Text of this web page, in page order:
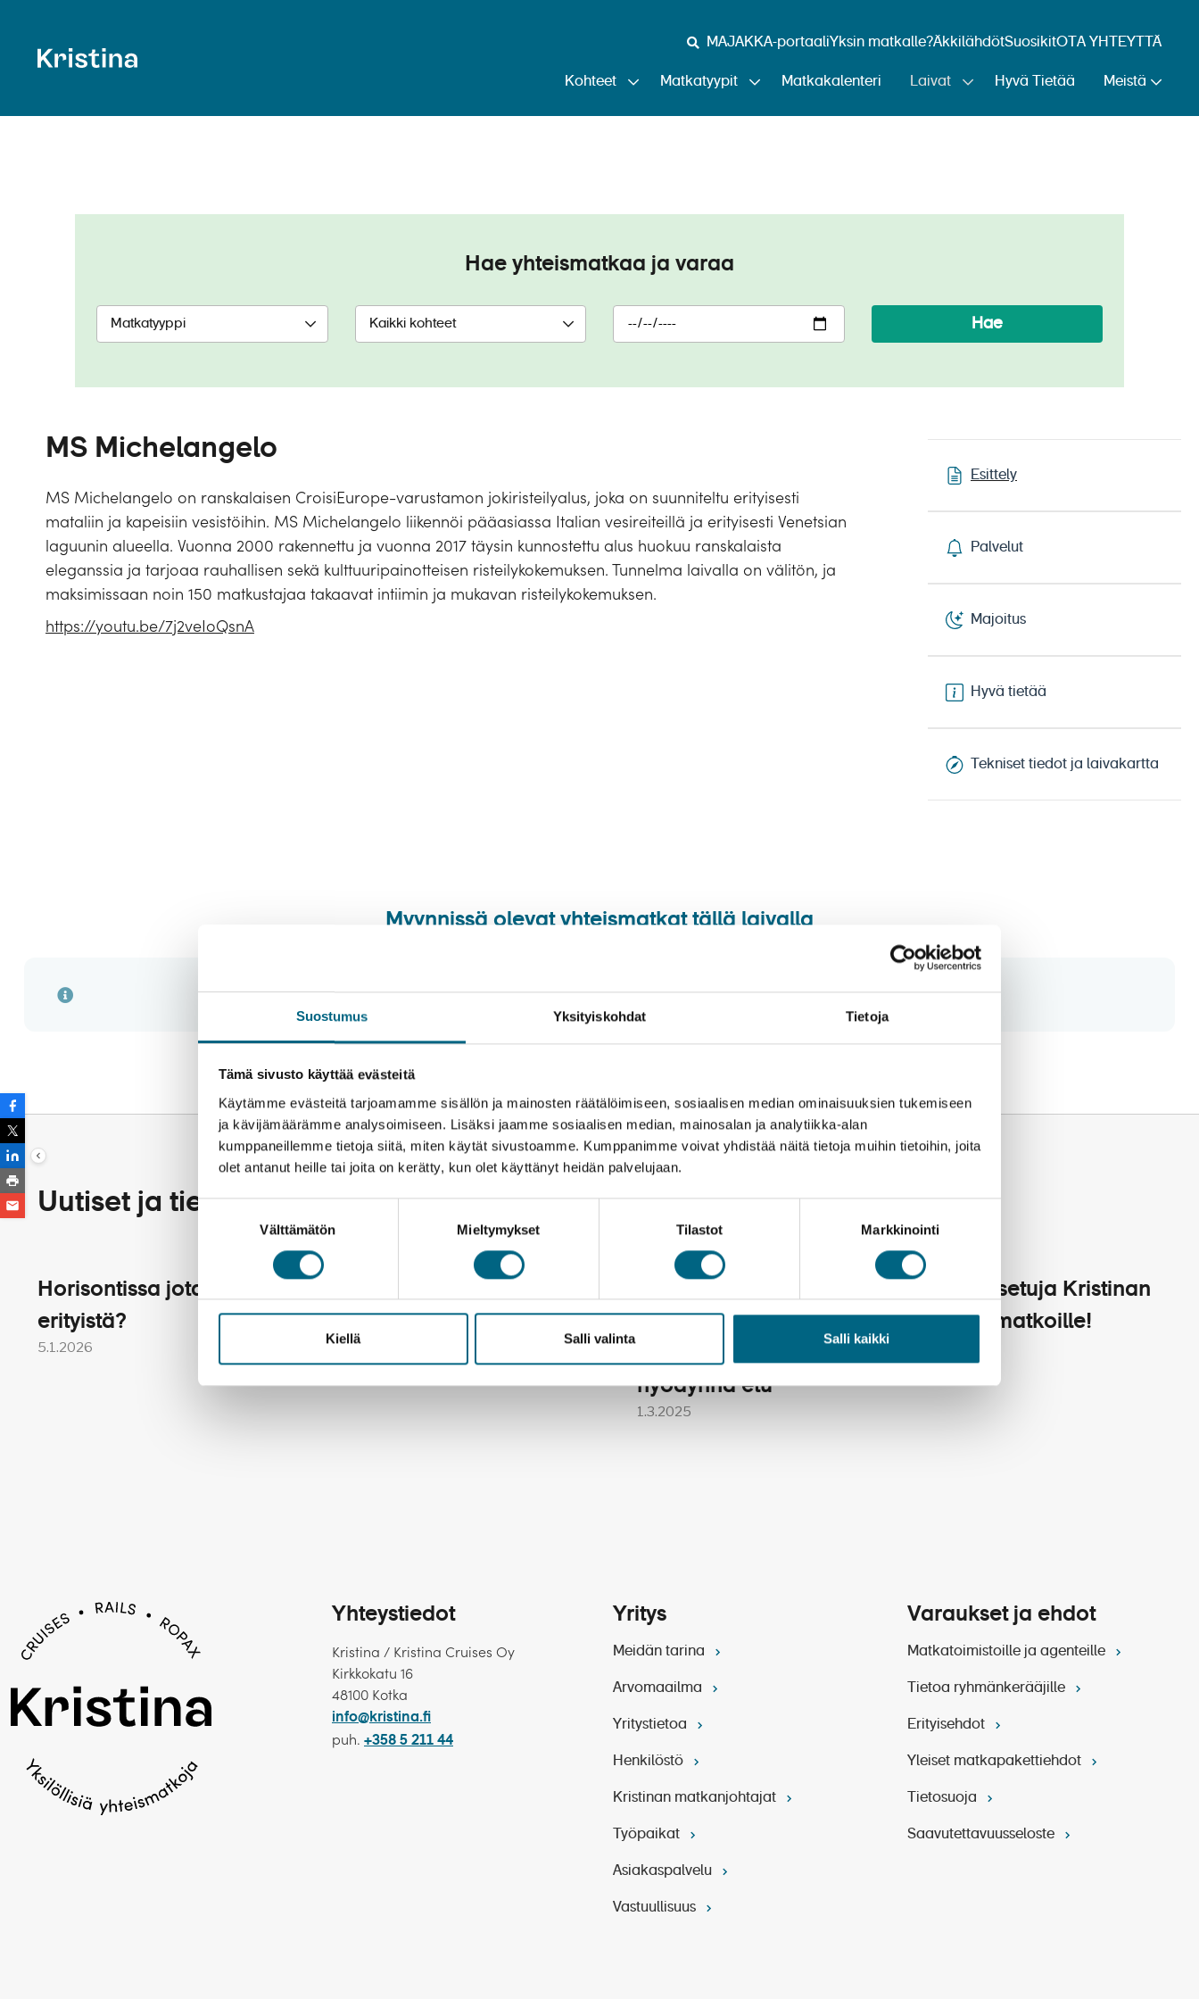
Suostumus Yksityiskohdat Tietoja
Tämä sivusto käyttää evästeitä
Käytämme evästeitä tarjoamamme sisällön ja mainosten räätälöimiseen, sosiaalisen median ominaisuuksien tukemiseen
ja kävijämäärämme analysoimiseen. Lisäksi jaamme sosiaalisen median, mainosalan ja analytiikka-alan
kumppaneillemme tietoja siitä, miten käytät sivustoamme. Kumppanimme voivat yhdistää näitä tietoja muihin tietoihin, joita
olet antanut heille tai joita on kerätty, kun olet käyttänyt heidän palvelujaan.
Suostumuksen
Välttämätön Mieltymykset Tilastot Markkinointi
Kiellä Salli valinta Salli kaikki
MAJAKKA-portaaliYksin matkalle?ÄkkilähdötSuosikitOTA YHTEYTTÄ
Kohteet Matkatyypit Matkakalenteri Laivat Hyvä Tietää Meistä
Michelangelo
Hae yhteismatkaa ja varaa
Hae
MS Michelangelo
MS Michelangelo on ranskalaisen CroisiEurope-varustamon jokiristeilyalus, joka on suunniteltu erityisesti
mataliin ja kapeisiin vesistöihin. MS Michelangelo liikennöi pääasiassa Italian vesireiteillä ja erityisesti Venetsian
laguunin alueella. Vuonna 2000 rakennettu ja vuonna 2017 täysin kunnostettu alus huokuu ranskalaista
eleganssia ja tarjoaa rauhallisen sekä kulttuuripainotteisen risteilykokemuksen. Tunnelma laivalla on välitön, ja
maksimissaan noin 150 matkustajaa takaavat intiimin ja mukavan risteilykokemuksen.
https://youtu.be/7j2veIoQsnA
Ravintola– 2. kannella sijaitseva ravintola tarjoilee ranskalais-italiaistyylisiä aterioita aamiaisesta illalliseen,
usein paikallisiin erikoisuuksiin painottuen.
Aluksen lippuvaltio:
Esittely
Palvelut
Majoitus
Hyvä tietää
Tekniset tiedot ja laivakartta
Myynnissä olevat yhteismatkat tällä laivalla
Ei hakua vastaavia tuloksia.
Uutiset ja tiedotteet
Horisontissa jotakin
erityistä?
5.1.2026
kaikille aisteille
18.4.2025
luotettavaa matkailua
hyödynnä etu
1.3.2025
Varausetuja Kristinan
yhteismatkoille!
Yhteystiedot
Kristina / Kristina Cruises Oy
Kirkkokatu 16
48100 Kotka
info@kristina.fi
puh. +358 5 211 44
Yritys
Meidän tarina
Arvomaailma
Yritystietoa
Henkilöstö
Kristinan matkanjohtajat
Työpaikat
Asiakaspalvelu
Vastuullisuus
Varaukset ja ehdot
Matkatoimistoille ja agenteille
Tietoa ryhmänkerääjille
Erityisehdot
Yleiset matkapakettiehdot
Tietosuoja
Saavutettavuusseloste